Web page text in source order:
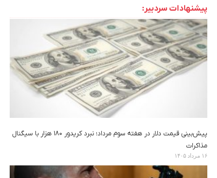
پیشنهادات سردبیر:
پیش‌بینی قیمت دلار در هفته سوم مرداد؛ نبرد کریدور ۱۸۰ هزار با سیگنال
مذاکرات
۱۶ مرداد ۱۴۰۵